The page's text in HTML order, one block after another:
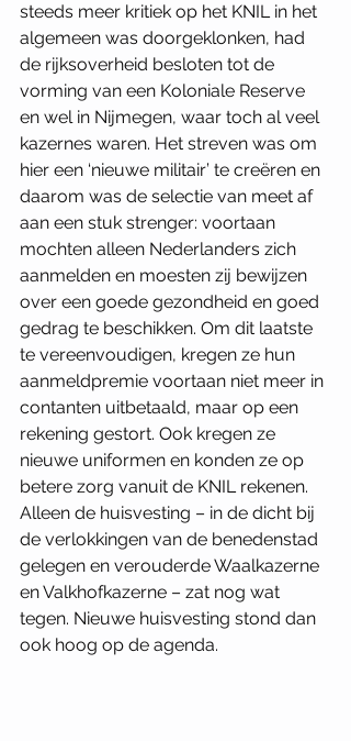
steeds meer kritiek op het KNIL in het
algemeen was doorgeklonken, had
de rijksoverheid besloten tot de
vorming van een Koloniale Reserve
en wel in Nijmegen, waar toch al veel
kazernes waren. Het streven was om
hier een ‘nieuwe militair’ te creëren en
daarom was de selectie van meet af
aan een stuk strenger: voortaan
mochten alleen Nederlanders zich
aanmelden en moesten zij bewijzen
over een goede gezondheid en goed
gedrag te beschikken. Om dit laatste
te vereenvoudigen, kregen ze hun
aanmeldpremie voortaan niet meer in
contanten uitbetaald, maar op een
rekening gestort. Ook kregen ze
nieuwe uniformen en konden ze op
betere zorg vanuit de KNIL rekenen.
Alleen de huisvesting – in de dicht bij
de verlokkingen van de benedenstad
gelegen en verouderde Waalkazerne
en Valkhofkazerne – zat nog wat
tegen. Nieuwe huisvesting stond dan
ook hoog op de agenda.